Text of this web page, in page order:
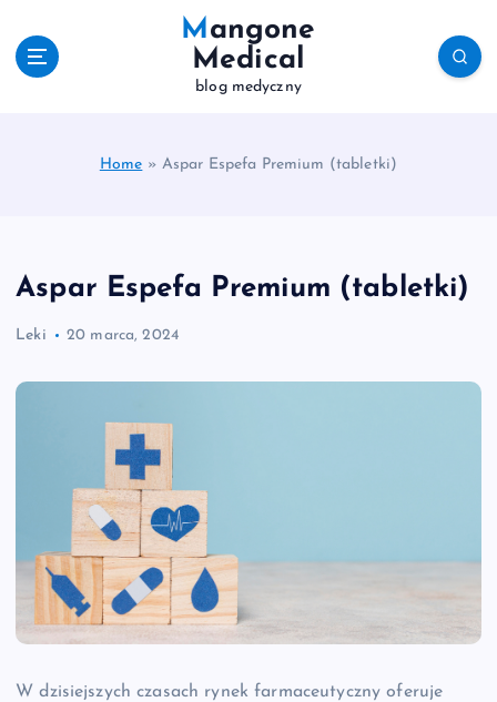
Mangone
Medical
blog medyczny
Home » Aspar Espefa Premium (tabletki)
Aspar Espefa Premium (tabletki)
Leki 20 marca, 2024
W dzisiejszych czasach rynek farmaceutyczny oferuje